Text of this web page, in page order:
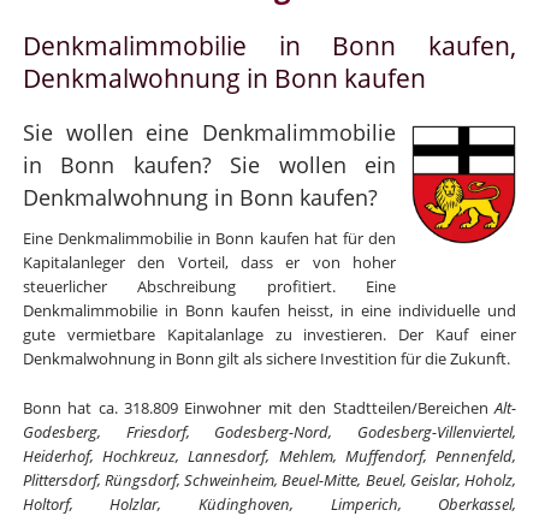
Denkmalimmobilie in Bonn kaufen,
Denkmalwohnung in Bonn kaufen
Sie wollen eine Denkmalimmobilie
in Bonn kaufen? Sie wollen ein
Denkmalwohnung in Bonn kaufen?
Eine Denkmalimmobilie in Bonn kaufen hat für den
Kapitalanleger den Vorteil, dass er von hoher
steuerlicher Abschreibung profitiert. Eine
Denkmalimmobilie in Bonn kaufen heisst, in eine individuelle und
gute vermietbare Kapitalanlage zu investieren. Der Kauf einer
Denkmalwohnung in Bonn gilt als sichere Investition für die Zukunft.
Bonn hat ca. 318.809 Einwohner mit den Stadtteilen/BereichenAlt-
Godesberg, Friesdorf, Godesberg-Nord, Godesberg-Villenviertel,
Heiderhof, Hochkreuz, Lannesdorf, Mehlem, Muffendorf, Pennenfeld,
Plittersdorf, Rüngsdorf, Schweinheim, Beuel-Mitte, Beuel, Geislar, Hoholz,
Holtorf, Holzlar, Küdinghoven, Limperich, Oberkassel,